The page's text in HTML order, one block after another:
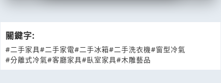
關鍵字:
#二手家具#二手家電#二手冰箱#二手洗衣機#窗型冷氣
#分離式冷氣#客廳家具#臥室家具#木雕藝品